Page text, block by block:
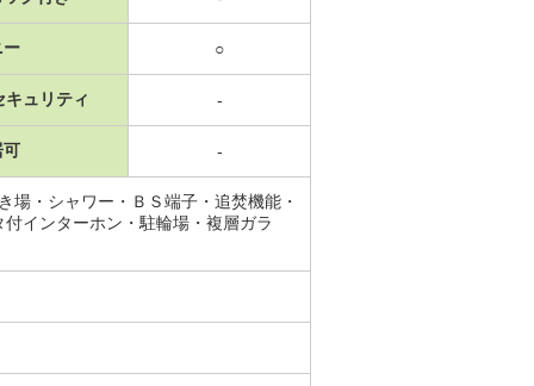
ー ○
キュリティ -
可 -
場・シャワー・ＢＳ端子・追焚機能・
インターホン・駐輪場・複層ガラ